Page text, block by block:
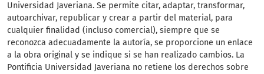
Universidad Javeriana. Se permite citar, adaptar, transformar,
autoarchivar, republicar y crear a partir del material, para
cualquier finalidad (incluso comercial), siempre que se
reconozca adecuadamente la autoría, se proporcione un enlace
a la obra original y se indique si se han realizado cambios. La
Pontificia Universidad Javeriana no retiene los derechos sobre